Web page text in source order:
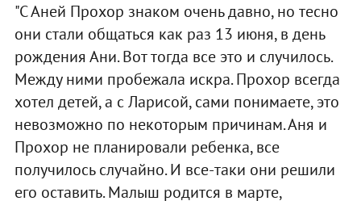
"С Аней Прохор знаком очень давно, но тесно
они стали общаться как раз 13 июня, в день
рождения Ани. Вот тогда все это и случилось.
Между ними пробежала искра. Прохор всегда
хотел детей, а с Ларисой, сами понимаете, это
невозможно по некоторым причинам. Аня и
Прохор не планировали ребенка, все
получилось случайно. И все-таки они решили
его оставить. Малыш родится в марте,